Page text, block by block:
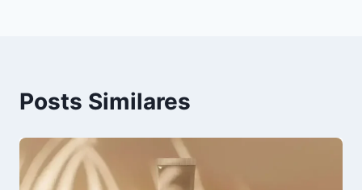
Posts Similares